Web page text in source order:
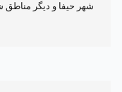
شهر حیفا و دیگر مناطق